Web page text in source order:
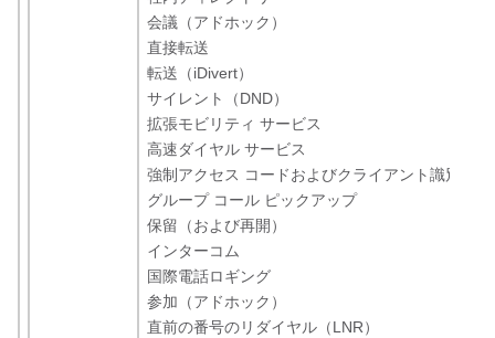
会議（アドホック）
直接転送
転送（iDivert）
サイレント（DND）
拡張モビリティ サービス
高速ダイヤル サービス
強制アクセス コードおよびクライアント識別コー
グループ コール ピックアップ
保留（および再開）
インターコム
国際電話ロギング
参加（アドホック）
直前の番号のリダイヤル（LNR）